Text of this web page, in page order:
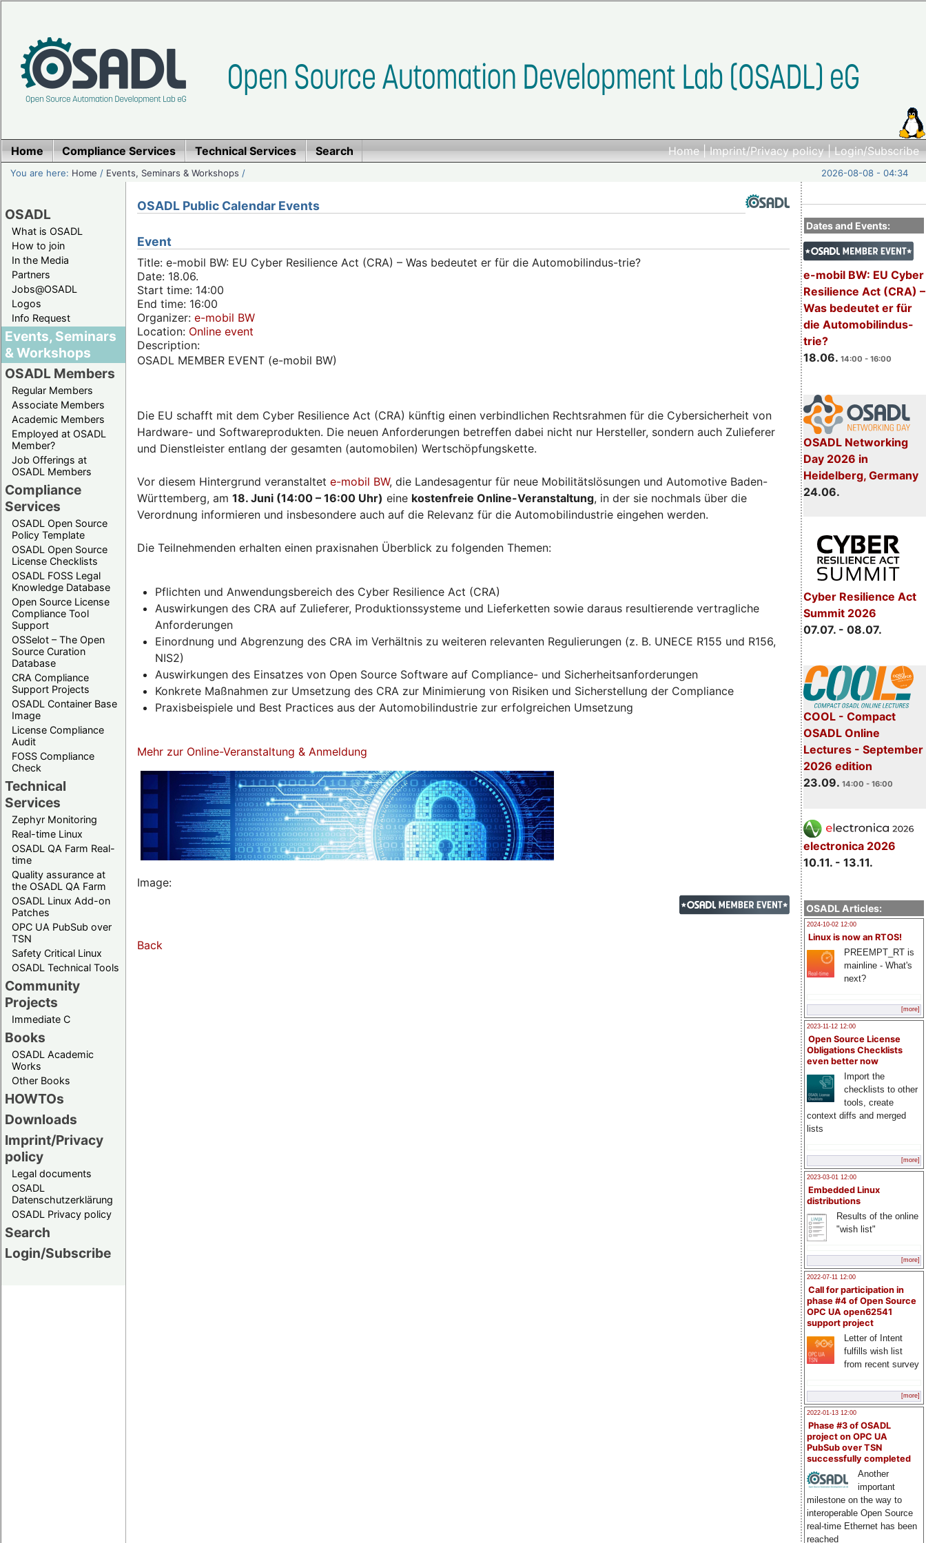
Home|Imprint/Privacy policy|Login/Subscribe
Home Compliance Services Technical Services Search
You are here: Home / Events, Seminars & Workshops / 2026-08-08 - 04:34
OSADL
What is OSADL
How to join
In the Media
Partners
Jobs@OSADL
Logos
Info Request
Events, Seminars
& Workshops
OSADL Members
Regular Members
Associate Members
Academic Members
Employed at OSADL
Member?
Job Offerings at
OSADL Members
Compliance
Services
OSADL Open Source
Policy Template
OSADL Open Source
License Checklists
OSADL FOSS Legal
Knowledge Database
Open Source License
Compliance Tool
Support
OSSelot – The Open
Source Curation
Database
CRA Compliance
Support Projects
OSADL Container Base
Image
License Compliance
Audit
FOSS Compliance
Check
Technical
Services
Zephyr Monitoring
Real-time Linux
OSADL QA Farm Real-
time
Quality assurance at
the OSADL QA Farm
OSADL Linux Add-on
Patches
OPC UA PubSub over
TSN
Safety Critical Linux
OSADL Technical Tools
Community
Projects
Immediate C
Books
OSADL Academic
Works
Other Books
HOWTOs
Downloads
Imprint/Privacy
policy
Legal documents
OSADL
Datenschutzerklärung
OSADL Privacy policy
Search
Login/Subscribe
Dates and Events:
e-mobil BW: EU Cyber
Resilience Act (CRA) –
Was bedeutet er für
die Automobilindus-
trie?
18.06. 14:00 - 16:00
OSADL Networking
Day 2026 in
Heidelberg, Germany
24.06.
Cyber Resilience Act
Summit 2026
07.07. - 08.07.
COOL - Compact
OSADL Online
Lectures - September
2026 edition
23.09. 14:00 - 16:00
electronica 2026
10.11. - 13.11.
OSADL Articles:
2024-10-02 12:00
Linux is now an RTOS!
PREEMPT_RT is
mainline - What's
next?
[more]
2023-11-12 12:00
Open Source License
Obligations Checklists
even better now
Import the
checklists to other
tools, create
context diffs and merged
lists
[more]
2023-03-01 12:00
Embedded Linux
distributions
Results of the online
"wish list"
[more]
2022-07-11 12:00
Call for participation in
phase #4 of Open Source
OPC UA open62541
support project
Letter of Intent
fulfills wish list
from recent survey
[more]
2022-01-13 12:00
Phase #3 of OSADL
project on OPC UA
PubSub over TSN
successfully completed
Another
important
milestone on the way to
interoperable Open Source
real-time Ethernet has been
reached
OSADL Public Calendar Events
Event
Title: e-mobil BW: EU Cyber Resilience Act (CRA) – Was bedeutet er für die Automobilindus-trie?
Date: 18.06.
Start time: 14:00
End time: 16:00
Organizer: e-mobil BW
Location: Online event
Description:
OSADL MEMBER EVENT (e-mobil BW)
Die EU schafft mit dem Cyber Resilience Act (CRA) künftig einen verbindlichen Rechtsrahmen für die Cybersicherheit von
Hardware- und Softwareprodukten. Die neuen Anforderungen betreffen dabei nicht nur Hersteller, sondern auch Zulieferer
und Dienstleister entlang der gesamten (automobilen) Wertschöpfungskette.
Vor diesem Hintergrund veranstaltet e-mobil BW, die Landesagentur für neue Mobilitätslösungen und Automotive Baden-
Württemberg, am 18. Juni (14:00 – 16:00 Uhr) eine kostenfreie Online-Veranstaltung, in der sie nochmals über die
Verordnung informieren und insbesondere auch auf die Relevanz für die Automobilindustrie eingehen werden.
Die Teilnehmenden erhalten einen praxisnahen Überblick zu folgenden Themen:
Pflichten und Anwendungsbereich des Cyber Resilience Act (CRA)
Auswirkungen des CRA auf Zulieferer, Produktionssysteme und Lieferketten sowie daraus resultierende vertragliche
Anforderungen
Einordnung und Abgrenzung des CRA im Verhältnis zu weiteren relevanten Regulierungen (z. B. UNECE R155 und R156,
NIS2)
Auswirkungen des Einsatzes von Open Source Software auf Compliance- und Sicherheitsanforderungen
Konkrete Maßnahmen zur Umsetzung des CRA zur Minimierung von Risiken und Sicherstellung der Compliance
Praxisbeispiele und Best Practices aus der Automobilindustrie zur erfolgreichen Umsetzung
Mehr zur Online-Veranstaltung & Anmeldung
Image:
Back